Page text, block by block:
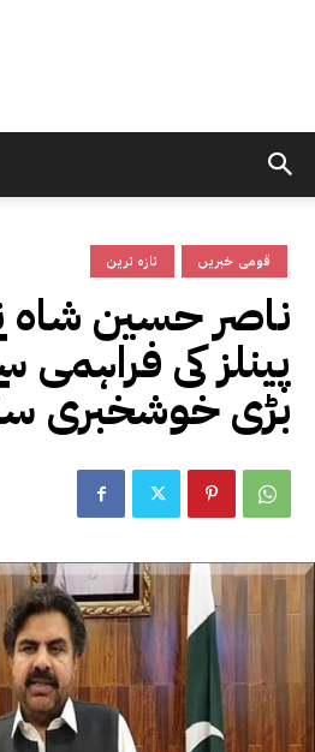
تازہ ترین قومی خبریں
ناصر حسین شاہ
پینلز کی فراہمی
بڑی خوشخبری